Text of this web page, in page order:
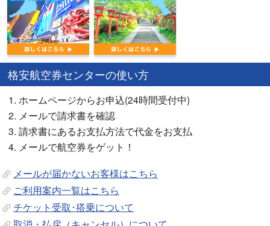
格安航空券センターの使い方
ホームページからお申込(24時間受付中)
メールで請求書を確認
請求書にあるお支払方法で代金をお支払
メールで航空券をゲット！
メールが届かないお客様はこちら
ご利用案内一覧はこちら
チケット受取･搭乗について